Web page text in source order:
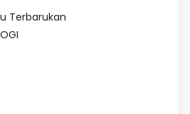
Terbarukan